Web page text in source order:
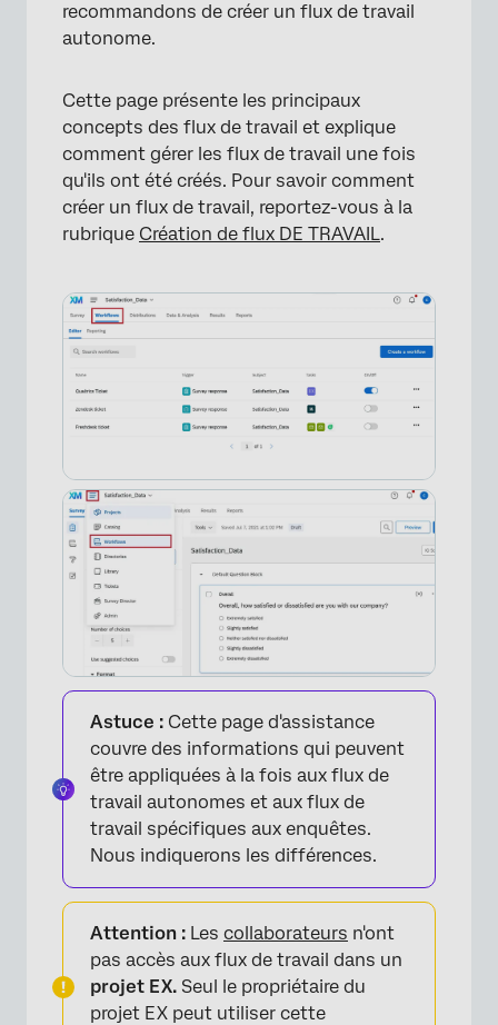
FAQs
recommandons de créer un flux de travail
autonome.
Cette page présente les principaux
concepts des flux de travail et explique
comment gérer les flux de travail une fois
qu'ils ont été créés. Pour savoir comment
créer un flux de travail, reportez-vous à la
rubrique Création de flux DE TRAVAIL.
Astuce : Cette page d'assistance
couvre des informations qui peuvent
être appliquées à la fois aux flux de
travail autonomes et aux flux de
travail spécifiques aux enquêtes.
Nous indiquerons les différences.
Attention : Les collaborateurs n'ont
pas accès aux flux de travail dans un
projet EX. Seul le propriétaire du
projet EX peut utiliser cette